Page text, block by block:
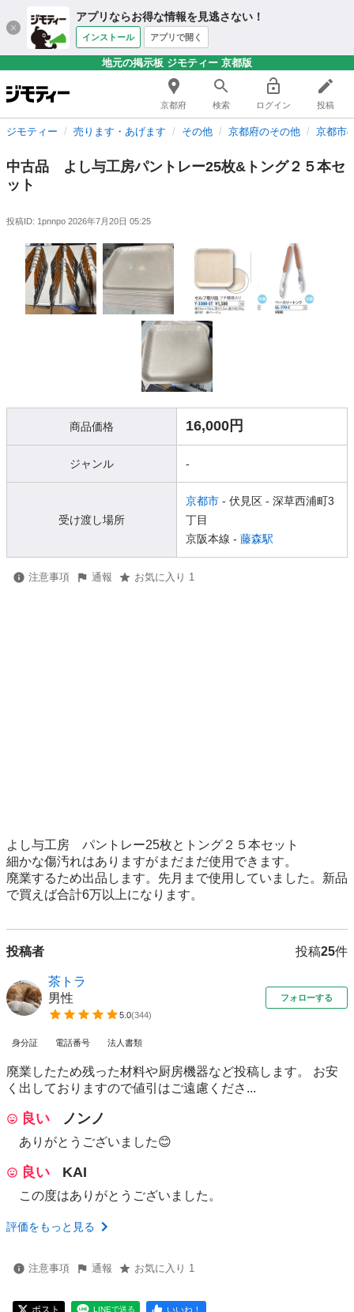
アプリならお得な情報を見逃さない！
インストール アプリで開く
地元の掲示板 ジモティー 京都版
京都府 検索 ログイン 投稿
ジモティー 売ります・あげます その他 京都府のその他 京都市
中古品 よし与工房パントレー25枚&トング２５本セ
ット
投稿ID: 1pnnpo 2026年7月20日 05:25
商品価格 16,000円
ジャンル -
受け渡し場所
京都市 - 伏見区 - 深草西浦町3
丁目
京阪本線 - 藤森駅
注意事項 通報 お気に入り 1
よし与工房　パントレー25枚とトング２５本セット
細かな傷汚れはありますがまだまだ使用できます。
廃業するため出品します。先月まで使用していました。新品
で買えば合計6万以上になります。
投稿者 投稿25件
茶トラ
男性
5.0(344)
フォローする
身分証 電話番号 法人書類
廃業したため残った材料や厨房機器など投稿します。 お安
く出しておりますので値引はご遠慮くださ...
良い ノンノ
ありがとうございました😊
良い KAI
この度はありがとうございました。
評価をもっと見る
注意事項 通報 お気に入り 1
ポスト LINEで送る いいね！